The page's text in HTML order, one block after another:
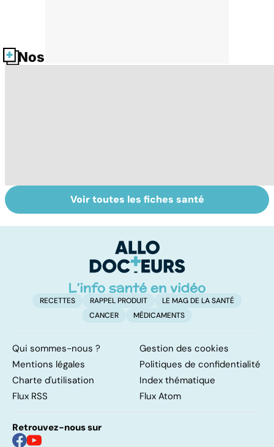
Nos fiches santé
Le TDAH, un
trouble de
hyperactivité
Violences
sexuelles :
remettre ?
Voir toutes les fiches santé
RECETTES RAPPEL PRODUIT
LE MAG DE LA SANTÉ
CANCER
MÉDICAMENTS
Qui sommes-nous ?
Gestion des cookies
Mentions légales
Politiques de confidentialité
Charte d'utilisation
Index thématique
Flux RSS
Flux Atom
Retrouvez-nous sur